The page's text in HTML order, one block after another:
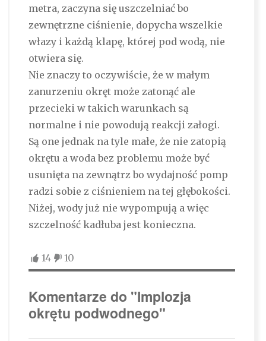
metra, zaczyna się uszczelniać bo
zewnętrzne ciśnienie, dopycha wszelkie
włazy i każdą klapę, której pod wodą, nie
otwiera się.
Nie znaczy to oczywiście, że w małym
zanurzeniu okręt może zatonąć ale
przecieki w takich warunkach są
normalne i nie powodują reakcji załogi.
Są one jednak na tyle małe, że nie zatopią
okrętu a woda bez problemu może być
usunięta na zewnątrz bo wydajność pomp
radzi sobie z ciśnieniem na tej głębokości.
Niżej, wody już nie wypompują a więc
szczelność kadłuba jest konieczna.
14 10
Komentarze do "Implozja
okrętu podwodnego"